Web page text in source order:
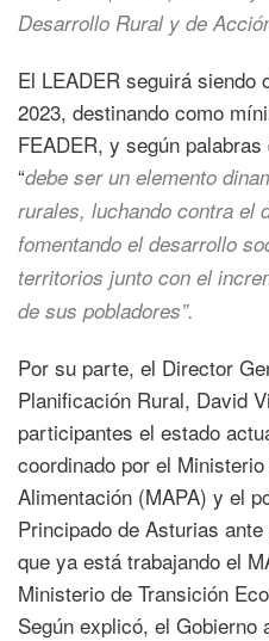
Desarrollo Rural y de
El LEADER seguirá siendo
2023, destinando como
FEADER, y según
“debe ser un elemento
rurales, luchando contra el
fomentando el desarrollo
territorios junto con el
de sus pobladores”.
Por su parte, el Director
Planificación Rural, David
participantes el estado
coordinado por el
Alimentación (MAPA) y el
Principado de Asturias
que ya está trabajando el
Ministerio de Transición
Según explicó, el Gobierno